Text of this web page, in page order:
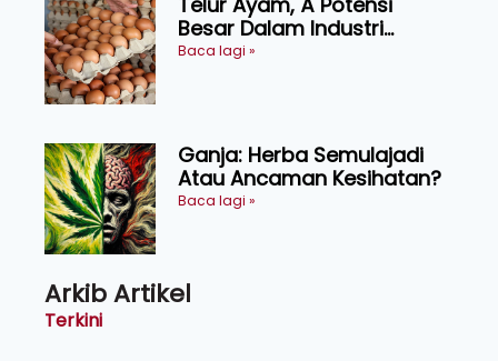
Besar Dalam Industri
Makanan, Kosmetik dan
Baca lagi »
Ganja: Herba Semulajadi
Atau Ancaman Kesihatan?
Baca lagi »
Arkib Artikel
Terkini